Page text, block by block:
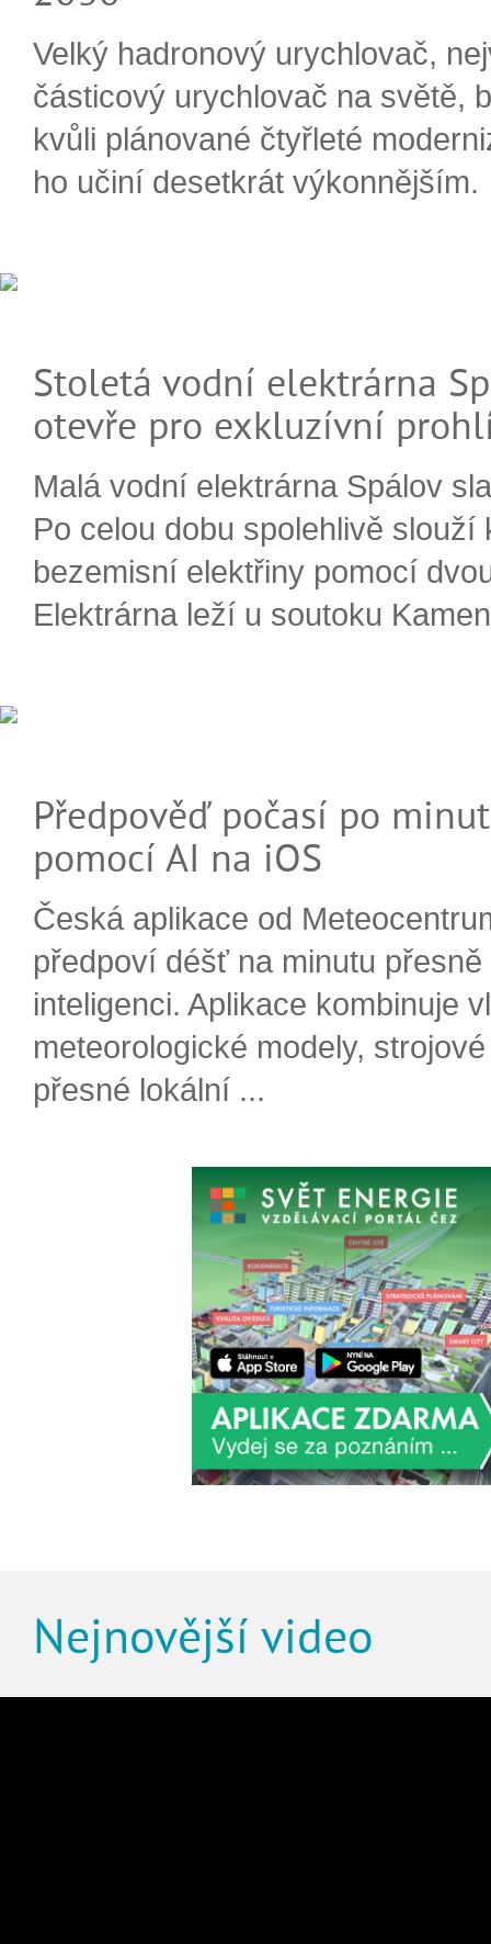
Velký hadronový urychlovač,
částicový urychlovač na světě,
kvůli plánované čtyřleté
ho učiní desetkrát výkonnějším.
Stoletá vodní elektrárna
otevře pro exkluzívní
Malá vodní elektrárna Spálov
Po celou dobu spolehlivě slouží
bezemisní elektřiny pomocí
Elektrárna leží u soutoku
Předpověď počasí po
pomocí AI na iOS
Česká aplikace od
předpoví déšť na minutu
inteligenci. Aplikace kombinuje
meteorologické modely,
přesné lokální ...
Nejnovější video